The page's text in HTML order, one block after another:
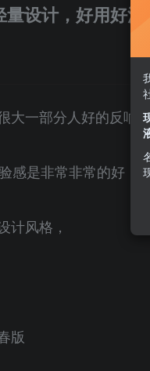
设计，好用好洗
大一部分人好的反响
感是非常非常的好，
计风格，
版